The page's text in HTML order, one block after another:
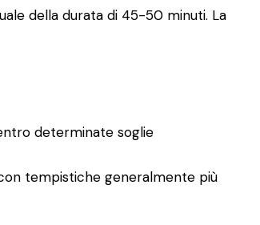
della durata di 45-50 minuti. La
determinate soglie
tempistiche generalmente più